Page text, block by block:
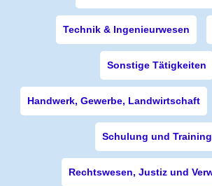
Technik & Ingenieurwesen
Sonstige Tätigkeiten
Handwerk, Gewerbe, Landwirtschaft
Schulung und Training
Rechtswesen, Justiz und